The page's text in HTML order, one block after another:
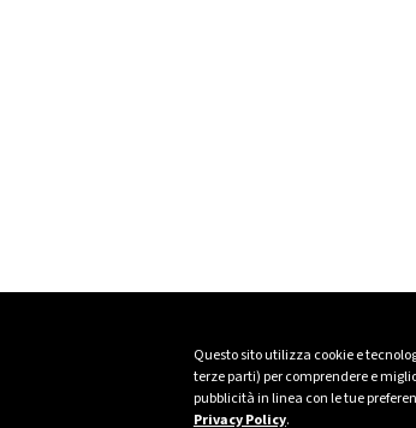
Questo sito utilizza cookie e
terze parti) per comprendere e
pubblicità in linea con le tue
Privacy Policy.